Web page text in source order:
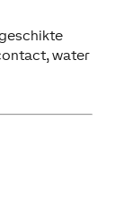
water